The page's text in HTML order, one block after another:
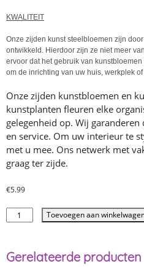
KWALITEIT
Onze zijden kunst steelbloemen zijn
ontwikkeld. Hierdoor zijn ze niet meer
ervoor dat het gebruik van
om de inrichting van uw huis, werkplek
Onze zijden kunstbloemen en
kunstplanten fleuren elke
gelegenheid op. Wij
en service. Om uw interieur te
met u mee. Ons netwerk met
graag ter zijde.
€5.99
Toevoegen aan
Gerelateerde producten